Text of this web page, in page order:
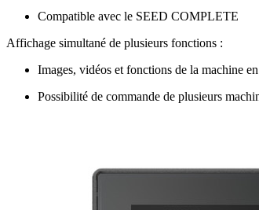
Compatible avec le SEED COMPLETE
Affichage simultané de plusieurs fonctions :
Images, vidéos et fonctions de la machine
Possibilité de commande de plusieurs